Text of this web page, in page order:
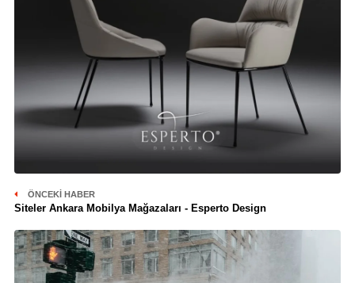
ÖNCEKI HABER
Siteler Ankara Mobilya Mağazaları - Esperto Design